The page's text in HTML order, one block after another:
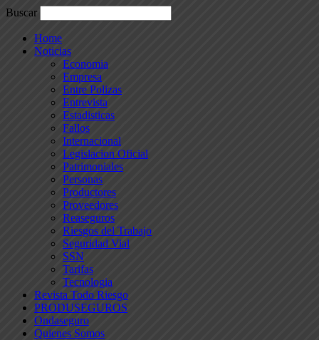
Buscar
Home
Noticias
Economia
Empresa
Entre Polizas
Entrevista
Estadisticas
Fallos
Internacional
Legislacion Oficial
Patrimoniales
Personas
Productores
Proveedores
Reaseguros
Riesgos del Trabajo
Seguridad Vial
SSN
Tarifas
Tecnologia
Revista Todo Riesgo
PRODUSEGUROS
Ondaseguro
Quienes Somos